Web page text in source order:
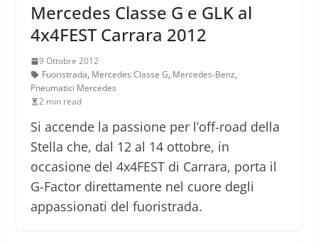
Mercedes Classe G e GLK al
4x4FEST Carrara 2012
9 Ottobre 2012
Fuoristrada, Mercedes Classe G, Mercedes-Benz,
Pneumatici Mercedes
2 min read
Si accende la passione per l’off-road della
Stella che, dal 12 al 14 ottobre, in
occasione del 4x4FEST di Carrara, porta il
G-Factor direttamente nel cuore degli
appassionati del fuoristrada.